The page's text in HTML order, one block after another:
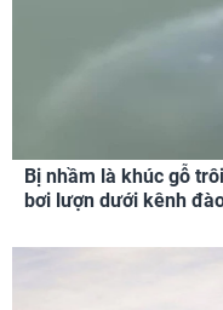
Bị nhầm là khúc gỗ
bơi lượn dưới kênh